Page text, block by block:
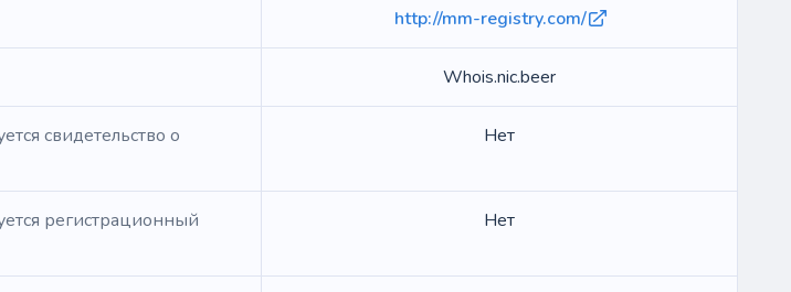
http://mm-registry.com/
Whois.nic.beer
свидетельство о
Нет
регистрационный
Нет